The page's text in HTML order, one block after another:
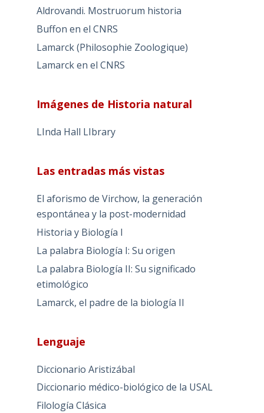
Aldrovandi. Mostruorum historia
Buffon en el CNRS
Lamarck (Philosophie Zoologique)
Lamarck en el CNRS
Imágenes de Historia natural
LInda Hall LIbrary
Las entradas más vistas
El aforismo de Virchow, la generación
espontánea y la post-modernidad
Historia y Biología I
La palabra Biología I: Su origen
La palabra Biología II: Su significado
etimológico
Lamarck, el padre de la biología II
Lenguaje
Diccionario Aristizábal
Diccionario médico-biológico de la USAL
Filología Clásica